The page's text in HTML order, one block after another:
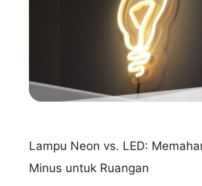
Lampu Neon vs. LED:
Minus untuk Ruangan